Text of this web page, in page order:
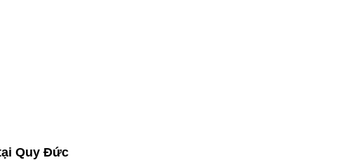
Quy Đức